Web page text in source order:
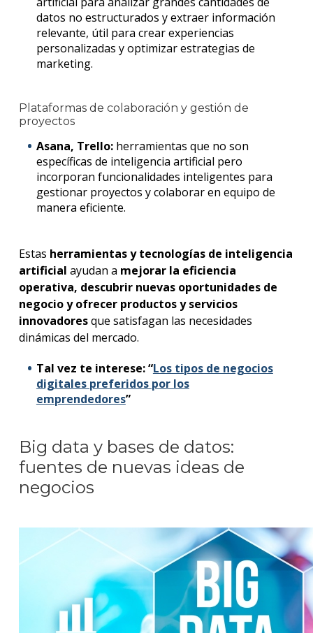
datos no estructurados y extraer información
relevante, útil para crear experiencias
personalizadas y optimizar estrategias de
marketing.
Plataformas de colaboración y gestión de
proyectos
Asana, Trello:herramientas que no son
específicas de inteligencia artificial pero
incorporan funcionalidades inteligentes para
gestionar proyectos y colaborar en equipo de
manera eficiente.
Estas herramientas y tecnologías de inteligencia
artificial ayudan a mejorar la eficiencia
operativa, descubrir nuevas oportunidades de
negocio y ofrecer productos y servicios
innovadoresque satisfagan las necesidades
dinámicas del mercado.
Tal vez te interese: “Los tipos de negocios
digitales preferidos por los
emprendedores”
Big data y bases de datos:
fuentes de nuevas ideas de
negocios